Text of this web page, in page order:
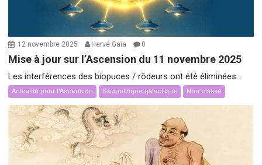
12 novembre 2025 Hervé Gaïa 0
Mise à jour sur l’Ascension du 11 novembre 2025
Les interférences des biopuces / rôdeurs ont été éliminées...
Actualité pour l'Ascension Géopolitique galactique Non classé